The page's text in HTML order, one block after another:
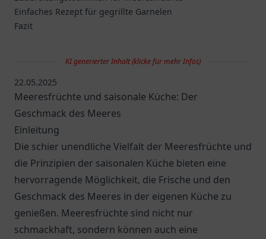
Einfaches Rezept für gegrillte Garnelen
Fazit
KI generierter Inhalt (klicke für mehr Infos)
22.05.2025
Meeresfrüchte und saisonale Küche: Der
Geschmack des Meeres
Einleitung
Die schier unendliche Vielfalt der Meeresfrüchte und
die Prinzipien der saisonalen Küche bieten eine
hervorragende Möglichkeit, die Frische und den
Geschmack des Meeres in der eigenen Küche zu
genießen. Meeresfrüchte sind nicht nur
schmackhaft, sondern können auch eine